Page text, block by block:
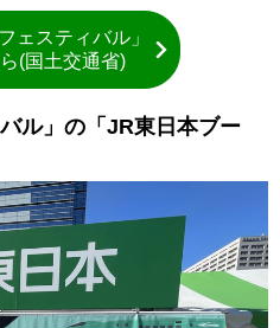
ェスティバル」
(国土交通省)
ル」の「JR東日本ブー